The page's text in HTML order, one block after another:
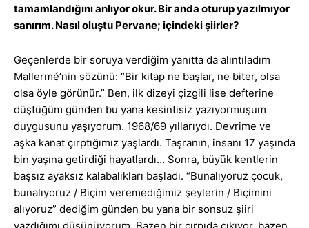
tamamlandığını anlıyor okur. Bir anda oturup yazılmıyor
sanırım. Nasıl oluştu Pervane; içindeki şiirler?
Geçenlerde bir soruya verdiğim yanıtta da alıntıladım
Mallermé’nin sözünü: “Bir kitap ne başlar, ne biter, olsa
olsa öyle görünür.” Ben, ilk dizeyi çizgili lise defterine
düştüğüm günden bu yana kesintisiz yazıyormuşum
duygusunu yaşıyorum. 1968/69 yıllarıydı. Devrime ve
aşka kanat çırptığımız yaşlardı. Taşranın, insanı 17 yaşında
bin yaşına getirdiği hayatlardı… Sonra, büyük kentlerin
başsız ayaksız kalabalıkları başladı. “Bunalıyoruz çocuk,
bunalıyoruz / Biçim veremediğimiz şeylerin / Biçimini
alıyoruz” dediğim günden bu yana bir sonsuz şiiri